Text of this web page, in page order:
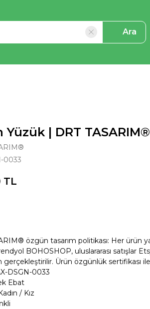
Ara
Yüzük | DRT
0033
TL
özgün tasarım politikası: Her ürün
BOHOSHOP, uluslararası satışlar
gerçekleştirilir. Ürün özgünlük sertifikası
DSGN-0033
Ebat
/ Kız